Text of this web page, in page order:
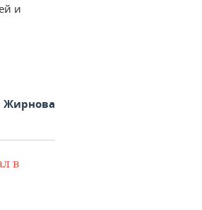
и
Жирнова
в